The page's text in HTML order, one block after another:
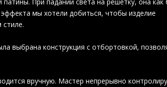
мы хотели добиться, чтобы изделие
стиле.
выбрана конструкция с отбортовкой,
вручную. Мастер непрерывно